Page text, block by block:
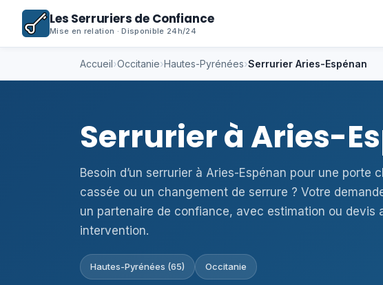
Les Serruriers de Confiance
Mise en relation · Disponible 24h/24
Accueil›Occitanie›Hautes-Pyrénées›Serrurier Aries-Espénan
Serrurier à Aries-
Besoin d’un serrurier à Aries-Espénan pour une porte
cassée ou un changement de serrure ? Votre
un partenaire de confiance, avec estimation ou devis
intervention.
Hautes-Pyrénées (65) Occitanie